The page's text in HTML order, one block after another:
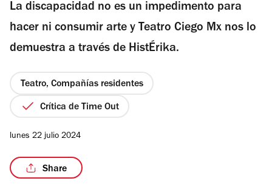
5
La discapacidad no es un impedimento para
hacer ni consumir arte y Teatro Ciego Mx nos lo
demuestra a través de HistÉrika.
Teatro, Compañías residentes
Crítica de Time Out
lunes 22 julio 2024
Share